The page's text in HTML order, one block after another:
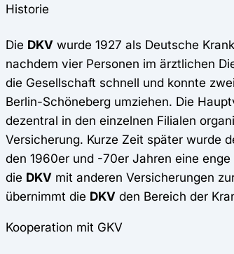
Historie
Die DKV wurde 1927 als Deutsche
nachdem vier Personen im ärztlichen
die Gesellschaft schnell und konnte
Berlin-Schöneberg umziehen. Die
dezentral in den einzelnen Filialen
Versicherung. Kurze Zeit später wurde
den 1960er und -70er Jahren eine
die DKV mit anderen Versicherungen
übernimmt die DKV den Bereich der
Kooperation mit GKV